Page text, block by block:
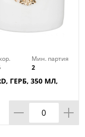
Мин. партия
2
ГЕРБ, 350 МЛ,